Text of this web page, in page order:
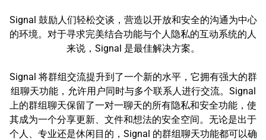
Signal 鼓励人们轻松交谈，营造以开放和安全的沟通为中心
的环境。对于寻求完美结合功能与个人隐私的互动系统的人
来说，Signal 是最佳解决方案。
Signal 将群组交流提升到了一个新的水平，它拥有强大的群
组聊天功能，允许用户同时与多个联系人进行交流。Signal
上的群组聊天保留了一对一聊天的所有隐私和安全功能，使
其成为一个分享更新、文件和想法的安全空间。无论是出于
个人、专业还是休闲目的，Signal 的群组聊天功能都可以确